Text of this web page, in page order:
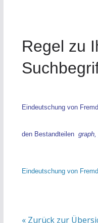
Regel zu
Eindeutschung von
den Bestandteilen
Eindeutschung von
« Zurück zur